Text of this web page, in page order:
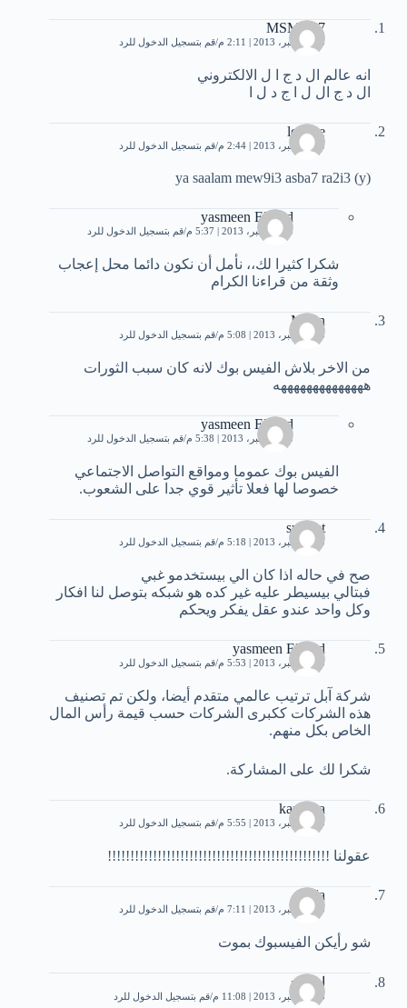
MSMX67
25 ديسمبر، 2013 | 2:11 م قم بتسجيل الدخول للرد
انه عالم ال د ج ا ل الالكتروني
ال د ج ال ل ا ج د ل ا
lemine
25 ديسمبر، 2013 | 2:44 م قم بتسجيل الدخول للرد
ya saalam mew9i3 asba7 ra2i3 (y)
yasmeen Elsayd
25 ديسمبر، 2013 | 5:37 م قم بتسجيل الدخول للرد
شكرا كثيرا لك،، نأمل أن نكون دائما محل إعجاب
وثقة من قراءنا الكرام
Moon
25 ديسمبر، 2013 | 5:08 م قم بتسجيل الدخول للرد
من الاخر بلاش الفيس بوك لانه كان سبب الثورات
ههههههههههههههه
yasmeen Elsayd
25 ديسمبر، 2013 | 5:38 م قم بتسجيل الدخول للرد
الفيس بوك عموما ومواقع التواصل الاجتماعي
خصوصا لها فعلا تأثير قوي جدا على الشعوب.
sun set
25 ديسمبر، 2013 | 5:18 م قم بتسجيل الدخول للرد
صح في حاله اذا كان الي بيستخدمو غبي
فبتالي بيسيطر عليه غير كده هو شبكه بتوصل لنا افكار
وكل واحد عندو عقل يفكر ويحكم
yasmeen Elsayd
25 ديسمبر، 2013 | 5:53 م قم بتسجيل الدخول للرد
شركة آبل ترتيب عالمي متقدم أيضا، ولكن تم تصنيف
هذه الشركات ككبرى الشركات حسب قيمة رأس المال
الخاص بكل منهم.
شكرا لك على المشاركة.
karimka
25 ديسمبر، 2013 | 5:55 م قم بتسجيل الدخول للرد
عقولنا !!!!!!!!!!!!!!!!!!!!!!!!!!!!!!!!!!!!!!!!!!!!!!!!!
Ala
25 ديسمبر، 2013 | 7:11 م قم بتسجيل الدخول للرد
شو رأيكن الفيسبوك بموت
امحمد
25 ديسمبر، 2013 | 11:08 م قم بتسجيل الدخول للرد